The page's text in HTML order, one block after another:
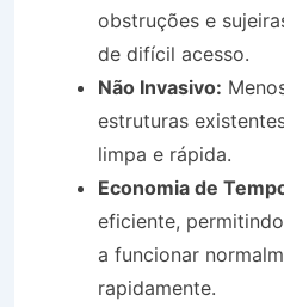
obstruções e
de difícil acesso.
Não Invasivo:
estruturas
limpa e rápida.
Economia de
eficiente,
a funcionar
rapidamente.